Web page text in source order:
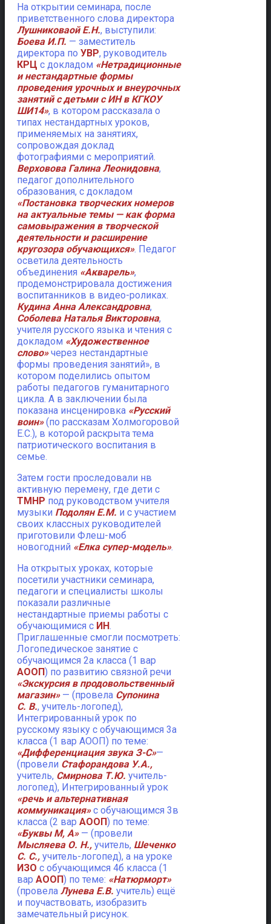
На открытии семинара, после
приветственного слова директора
Лушниковаой Е.Н., выступили:
Боева И.П. — заместитель
директора по УВР, руководитель
КРЦ с докладом «Нетрадиционные
и нестандартные формы
проведения урочных и внеурочных
занятий с детьми с ИН в КГКОУ
ШИ14», в котором рассказала о
типах нестандартных уроков,
применяемых на занятиях,
сопровождая доклад
фотографиями с мероприятий.
Верховова Галина Леонидовна,
педагог дополнительного
образования, с докладом
«Постановка творческих номеров
на актуальные темы — как форма
самовыражения в творческой
деятельности и расширение
кругозора обучающихся». Педагог
осветила деятельность
объединения «Акварель»,
продемонстрировала достижения
воспитанников в видео-роликах.
Кудина Анна Александровна,
Соболева Наталья Викторовна,
учителя русского языка и чтения с
докладом «Художественное
слово» через нестандартные
формы проведения занятий», в
котором поделились опытом
работы педагогов гуманитарного
цикла. А в заключении была
показана инсценировка «Русский
воин»(по рассказам Холмогоровой
Е.С.), в которой раскрыта тема
патриотического воспитания в
семье.
Затем гости проследовали нв
активную перемену, где дети с
ТМНР под руководством учителя
музыки Подолян Е.М. и с участием
своих классных руководителей
приготовили Флеш-моб
новогодний «Елка супер-модель».
На открытых уроках, которые
посетили участники семинара,
педагоги и специалисты школы
показали различные
нестандартные приемы работы с
обучающимися с ИН.
Приглашенные смогли посмотреть:
Логопедическое занятие с
обучающимся 2а класса (1 вар
АООП) по развитию связной речи
«Экскурсия в продовольственный
магазин»— (провела Супонина
С. В., учитель-логопед),
Интегрированный урок по
русскому языку с обучающимся 3а
класса (1 вар АООП) по теме:
«Дифференциация звука З-С»—
(провели Стафорандова У.А.,
учитель, Смирнова Т.Ю. учитель-
логопед), Интегрированный урок
«речь и альтернативная
коммуникация»с обучающимся 3в
класса (2 вар АООП) по теме:
«Буквы М, А»— (провели
Мысляева О. Н., учитель, Шеченко
С. С., учитель-логопед), а на уроке
ИЗО с обучающимся 4б класса (1
вар АООП) по теме: «Натюрморт»
(провела Лунева Е.В. учитель) ещё
и поучаствовать, изобразить
замечательный рисунок.